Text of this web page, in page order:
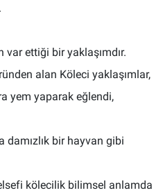
var ettiği bir yaklaşımdır.
alan Köleci yaklaşımlar,
yem yaparak eğlendi,
damızlık bir hayvan gibi
kölecilik bilimsel anlamda